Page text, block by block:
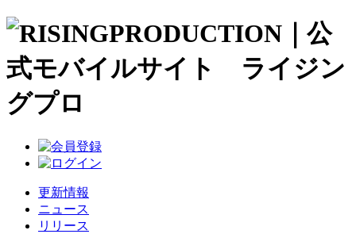
更新情報
ニュース
リリース